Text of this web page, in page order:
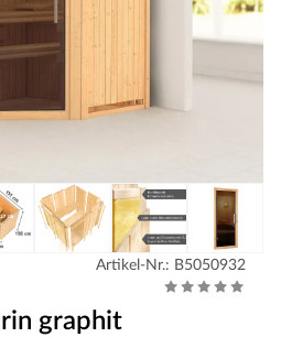
Artikel-Nr.: B5050932
graphit